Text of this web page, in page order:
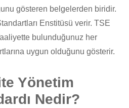
gösteren belgelerden biridir.
Enstitüsü verir. TSE
bulunduğunuz her
uygun olduğunu gösterir.
Yönetim
Nedir?